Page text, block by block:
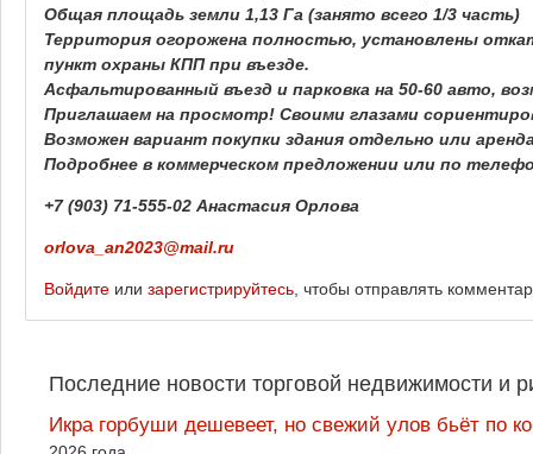
Общая площадь земли 1,13 Га (занято всего 1/3 часть)
Территория огорожена полностью, установлены
пункт охраны КПП при въезде.
Асфальтированный въезд и парковка на 50-60 авто,
Приглашаем на просмотр! Своими глазами
Возможен вариант покупки здания отдельно или
Подробнее в коммерческом предложении или по
+7 (903) 71-555-02 Анастасия Орлова
orlova_an2023@mail.ru
Войдите или зарегистрируйтесь , чтобы отправлять
Последние новости торговой недвижимости и
Икра горбуши дешевеет, но свежий улов бьёт по